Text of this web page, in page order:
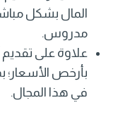
المال بشكل
مدروس.
علاوة على تقديم
بأرخص الأسعار؛
في هذا المجال.